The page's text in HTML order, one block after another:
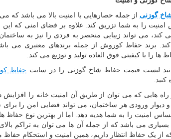
گوزنی از جمله حصارهایی با امنیت بالا می باشد که می
امنیت را به شما تزریق کند. علاوه بر فضای امنی که این
می کند، می تواند زیبایی منحصر به فردی را نیز به
برند حفاظ کوروش از جمله برندهای معتبری می
ها را با کیفیتی فوق العاده تولید و توزیع می کند.
لیست قیمت حفاظ شاخ گوزنی را در سایت حفاظ
کنید.
راه هایی که می توان از طریق آن امنیت خانه را افزایش
دیوار ورودی هر ساختمان، می تواند فضایی امن را برای
امنیت را به شما هدیه دهد. اما از بهترین نوع حفاظ
بسیاری می باشد که از جمله آن ها می توان به تراکم بالای
از یک حفاظ انتظار داریم، همین امنیت و استحکام